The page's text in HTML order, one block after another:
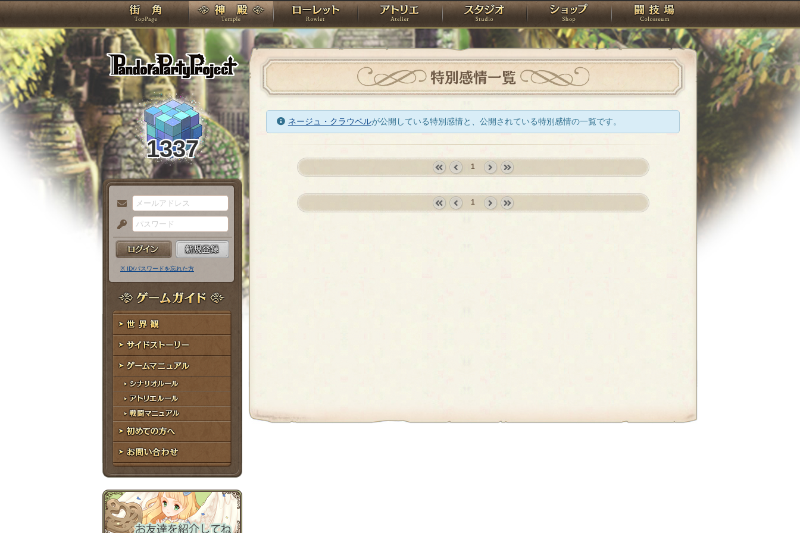
PandoraPartyProject
TOP 神殿 ローレット アトリエ スタジオ ショップ 闘技場
1337
メ
ー
ル
ア
ド
レ
ス
パ
ス
ー
ド
※ ID/パスワードを忘れた方
ゲームガイド
世界観
サイドストーリー
ゲームマニュアル
シナリオルール
アトリエルール
戦闘マニュアル
初めての方へ
お問い合わせ
特別感情一覧
ネージュ・クラウベルが公開している特別感情と、公開されている特別感情の一覧です。
first prev
1
›
»
1